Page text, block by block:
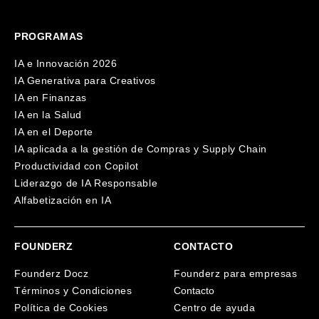
PROGRAMAS
IA e Innovación 2026
IA Generativa para Creativos
IA en Finanzas
IA en la Salud
IA en el Deporte
IA aplicada a la gestión de Compras y Supply Chain
Productividad con Copilot
Liderazgo de IA Responsable
Alfabetización en IA
FOUNDERZ
Founderz Docz
Términos y Condiciones
Política de Cookies
CONTACTO
Founderz para empresas
Contacto
Centro de ayuda